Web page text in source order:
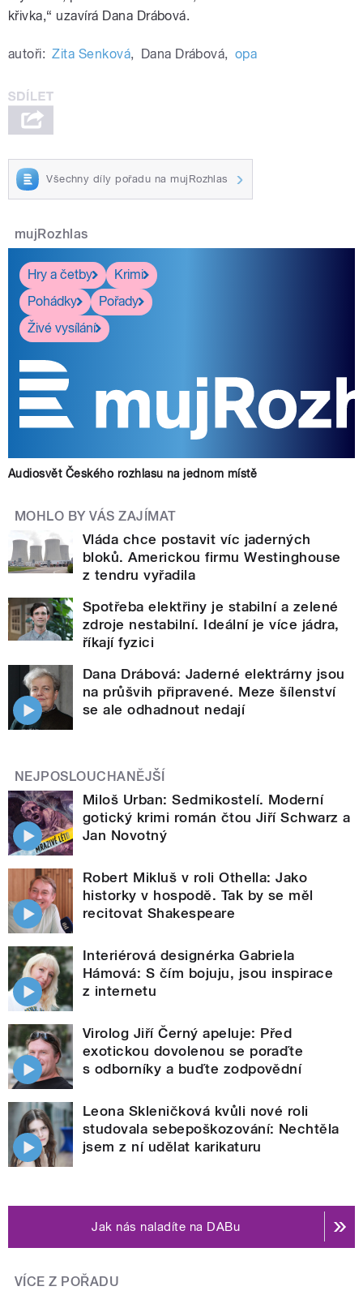
křivka,“ uzavírá Dana Drábová.
autoři: Zita Senková, Dana Drábová, opa
Všechny díly pořadu na mujRozhlas
mujRozhlas
Hry a četby
Krimi
Pohádky
Pořady
Živé vysílání
Audiosvět Českého rozhlasu na jednom místě
MOHLO BY VÁS ZAJÍMAT
Vláda chce postavit víc jaderných
bloků. Americkou firmu Westinghouse
z tendru vyřadila
Spotřeba elektřiny je stabilní a zelené
zdroje nestabilní. Ideální je více jádra,
říkají fyzici
Dana Drábová: Jaderné elektrárny jsou
na průšvih připravené. Meze šílenství
se ale odhadnout nedají
NEJPOSLOUCHANĚJŠÍ
Miloš Urban: Sedmikostelí. Moderní
gotický krimi román čtou Jiří Schwarz a
Jan Novotný
Robert Mikluš v roli Othella: Jako
historky v hospodě. Tak by se měl
recitovat Shakespeare
Interiérová designérka Gabriela
Hámová: S čím bojuju, jsou inspirace
z internetu
Virolog Jiří Černý apeluje: Před
exotickou dovolenou se poraďte
s odborníky a buďte zodpovědní
Leona Skleničková kvůli nové roli
studovala sebepoškozování: Nechtěla
jsem z ní udělat karikaturu
Jak nás naladíte na DABu
VÍCE Z POŘADU